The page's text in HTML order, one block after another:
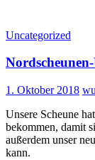
Uncategorized
1. Oktober 2018
Unsere Scheune
bekommen, damit
außerdem unser
kann.